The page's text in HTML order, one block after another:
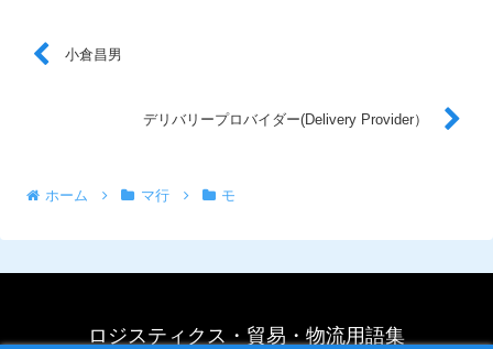
小倉昌男
デリバリープロバイダー(Delivery Provider）
ホーム マ行 モ
ロジスティクス・貿易・物流用語集